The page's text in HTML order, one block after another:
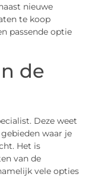
nieuwe
te koop
passende optie
de
Deze weet
waar je
Het is
van de
vele opties